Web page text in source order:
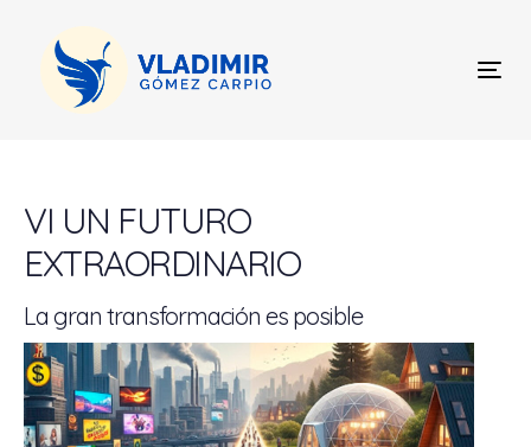
content
VI UN FUTURO
EXTRAORDINARIO
La gran transformación es posible
navigation